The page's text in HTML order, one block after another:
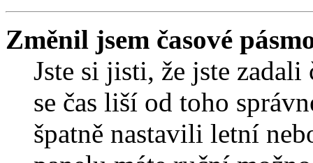
Změnil jsem časové
Jste si jisti, že jste zadali
se čas liší od toho
špatně nastavili letní